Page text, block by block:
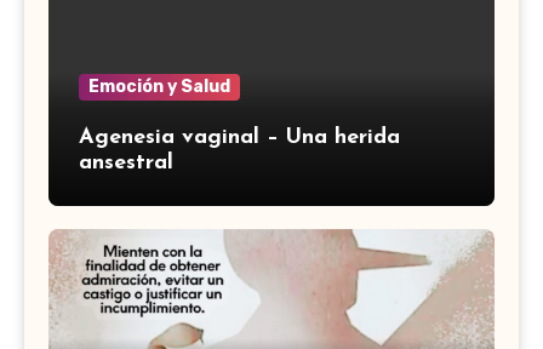
Emoción y Salud
Agenesia vaginal – Una herida
ansestral